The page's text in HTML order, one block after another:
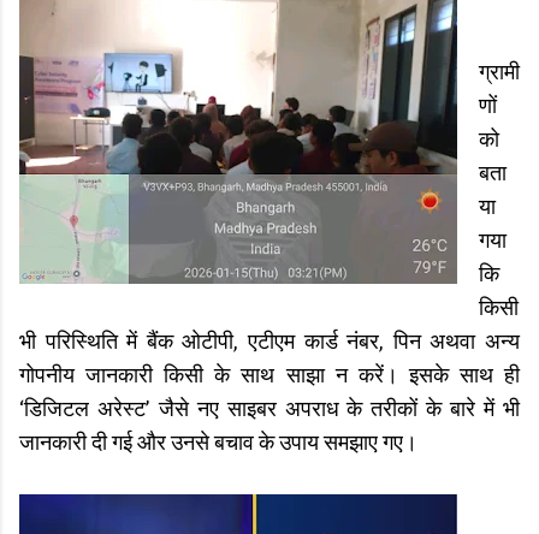
ग्रामी
णों
को
बता
या
गया
कि
किसी
भी परिस्थिति में बैंक ओटीपी, एटीएम कार्ड नंबर, पिन अथवा अन्य
गोपनीय जानकारी किसी के साथ साझा न करें। इसके साथ ही
‘डिजिटल अरेस्ट’ जैसे नए साइबर अपराध के तरीकों के बारे में भी
जानकारी दी गई और उनसे बचाव के उपाय समझाए गए।